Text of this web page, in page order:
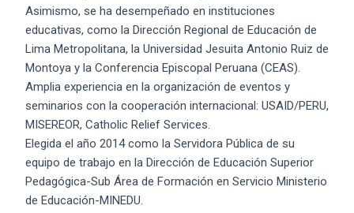
Asimismo, se ha desempeñado en instituciones
educativas, como la Dirección Regional de Educación de
Lima Metropolitana, la Universidad Jesuita Antonio Ruiz de
Montoya y la Conferencia Episcopal Peruana (CEAS).
Amplia experiencia en la organización de eventos y
seminarios con la cooperación internacional: USAID/PERU,
MISEREOR, Catholic Relief Services.
Elegida el año 2014 como la Servidora Pública de su
equipo de trabajo en la Dirección de Educación Superior
Pedagógica-Sub Área de Formación en Servicio Ministerio
de Educación-MINEDU.